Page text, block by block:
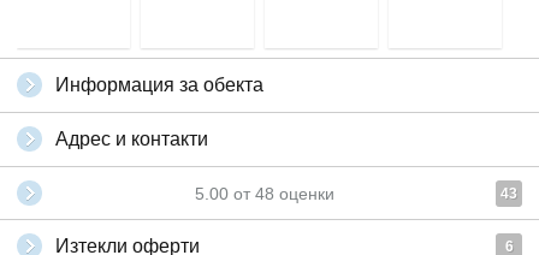
Информация за обекта
Адрес и контакти
5.00 от 48 оценки 43
Изтекли оферти 6